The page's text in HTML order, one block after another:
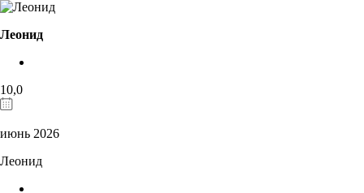
Леонид
10,0
июнь 2026
Леонид